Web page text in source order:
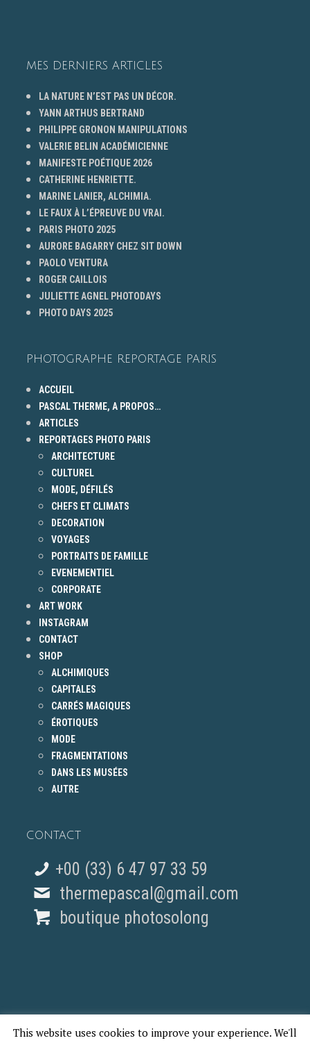
MES DERNIERS ARTICLES
LA NATURE N’EST PAS UN DÉCOR.
YANN ARTHUS BERTRAND
PHILIPPE GRONON MANIPULATIONS
VALERIE BELIN ACADÉMICIENNE
MANIFESTE POÉTIQUE 2026
CATHERINE HENRIETTE.
MARINE LANIER, ALCHIMIA.
LE FAUX À L’ÉPREUVE DU VRAI.
PARIS PHOTO 2025
AURORE BAGARRY CHEZ SIT DOWN
PAOLO VENTURA
ROGER CAILLOIS
JULIETTE AGNEL PHOTODAYS
PHOTO DAYS 2025
PHOTOGRAPHE REPORTAGE PARIS
ACCUEIL
PASCAL THERME, A PROPOS…
ARTICLES
REPORTAGES PHOTO PARIS
ARCHITECTURE
CULTUREL
MODE, DÉFILÉS
CHEFS ET CLIMATS
DECORATION
VOYAGES
PORTRAITS DE FAMILLE
EVENEMENTIEL
CORPORATE
ART WORK
INSTAGRAM
CONTACT
SHOP
ALCHIMIQUES
CAPITALES
CARRÉS MAGIQUES
ÉROTIQUES
MODE
FRAGMENTATIONS
DANS LES MUSÉES
AUTRE
CONTACT
+00 (33) 6 47 97 33 59
thermepascal@gmail.com
boutique photosolong
This website uses cookies to improve your experience. We'll